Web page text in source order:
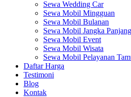
Sewa Wedding Car
Sewa Mobil Mingguan
Sewa Mobil Bulanan
Sewa Mobil Jangka Panjang
Sewa Mobil Event
Sewa Mobil Wisata
Sewa Mobil Pelayanan
Daftar Harga
Testimoni
Blog
Kontak